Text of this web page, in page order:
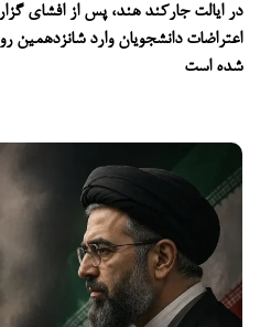
در ایالت جارکند هند، پس از افشای
شده است